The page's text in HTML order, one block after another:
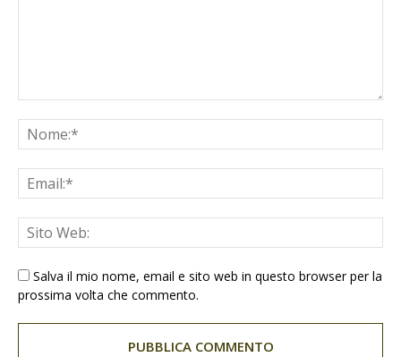
Salva il mio nome, email e sito web in questo browser per la
prossima volta che commento.